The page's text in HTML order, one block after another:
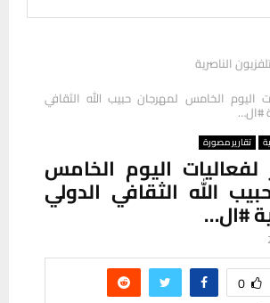
الناصرية
اليوم الخامس لمهرجان حبيب الله الثقافي
#ال…
تقارير مصورة
اليوم الخامس
الله الثقافي الدولي
#ال…
0